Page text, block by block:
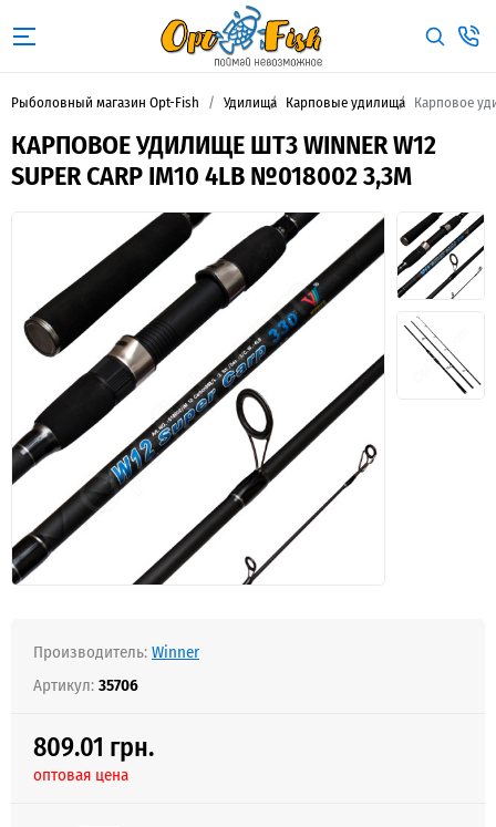
Рыболовный магазин Opt-Fish Удилища Карповые удилища Карповое
КАРПОВОЕ УДИЛИЩЕ ШТ3 WINNER W12
SUPER CARP IM10 4LB №018002 3,3М
Производитель:Winner
Артикул:35706
809.01 грн.
оптовая цена